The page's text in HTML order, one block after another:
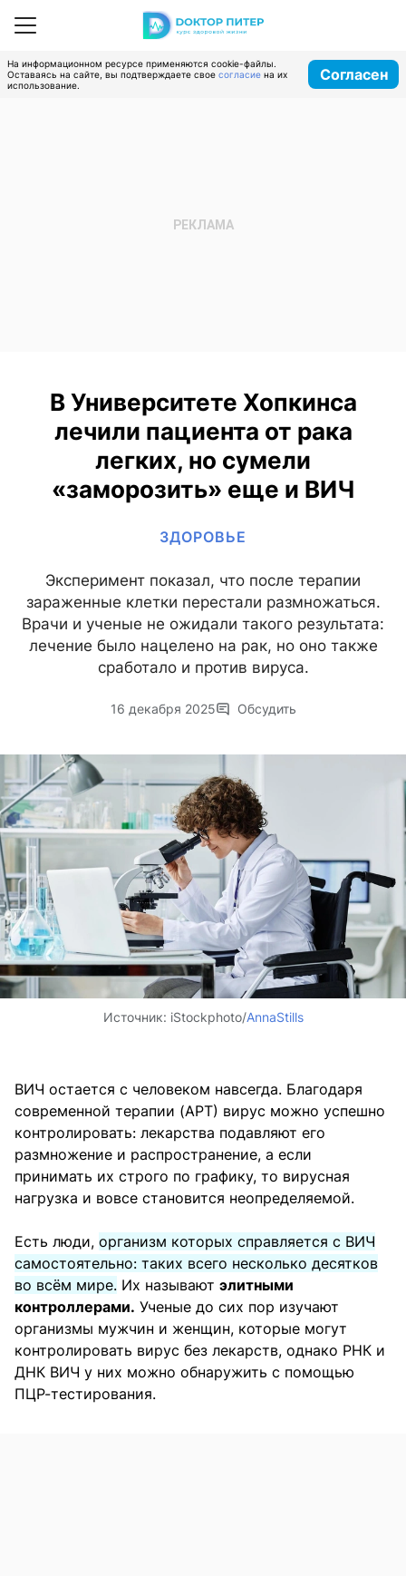
На информационном ресурсе применяются cookie-файлы.
Оставаясь на сайте, вы подтверждаете свое согласие на их
использование.
Согласен
В Университете Хопкинса
лечили пациента от рака
легких, но сумели
«заморозить» еще и ВИЧ
ЗДОРОВЬЕ
Эксперимент показал, что после терапии
зараженные клетки перестали размножаться.
Врачи и ученые не ожидали такого результата:
лечение было нацелено на рак, но оно также
сработало и против вируса.
16 декабря 2025 Обсудить
Источник: iStockphoto/AnnaStills
ВИЧ остается с человеком навсегда. Благодаря
современной терапии (АРТ) вирус можно успешно
контролировать: лекарства подавляют его
размножение и распространение, а если
принимать их строго по графику, то вирусная
нагрузка и вовсе становится неопределяемой.
Есть люди, организм которых справляется с ВИЧ
самостоятельно: таких всего несколько десятков
во всём мире. Их называют элитными
контроллерами. Ученые до сих пор изучают
организмы мужчин и женщин, которые могут
контролировать вирус без лекарств, однако РНК и
ДНК ВИЧ у них можно обнаружить с помощью
ПЦР-тестирования.